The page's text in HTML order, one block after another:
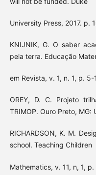
University Press, 2017. p.
KNIJNIK, G. O saber
pela terra. Educação
em Revista, v. 1, n. 1, p. 5-
OREY, D. C. Projeto
TRIMOP. Ouro Preto, MG:
RICHARDSON, K. M.
school. Teaching Children
Mathematics, v. 11, n, 1,